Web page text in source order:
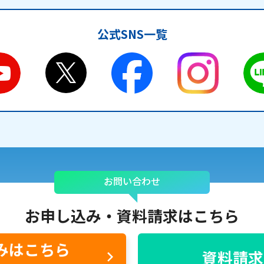
公式SNS一覧
お問い合わせ
お申し込み・ 資料請求はこちら
はこちら
資料請